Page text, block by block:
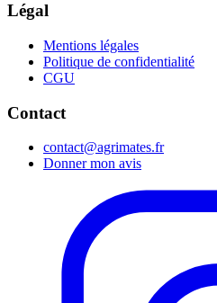
Légal
Mentions légales
Politique de confidentialité
CGU
Contact
contact@agrimates.fr
Donner mon avis